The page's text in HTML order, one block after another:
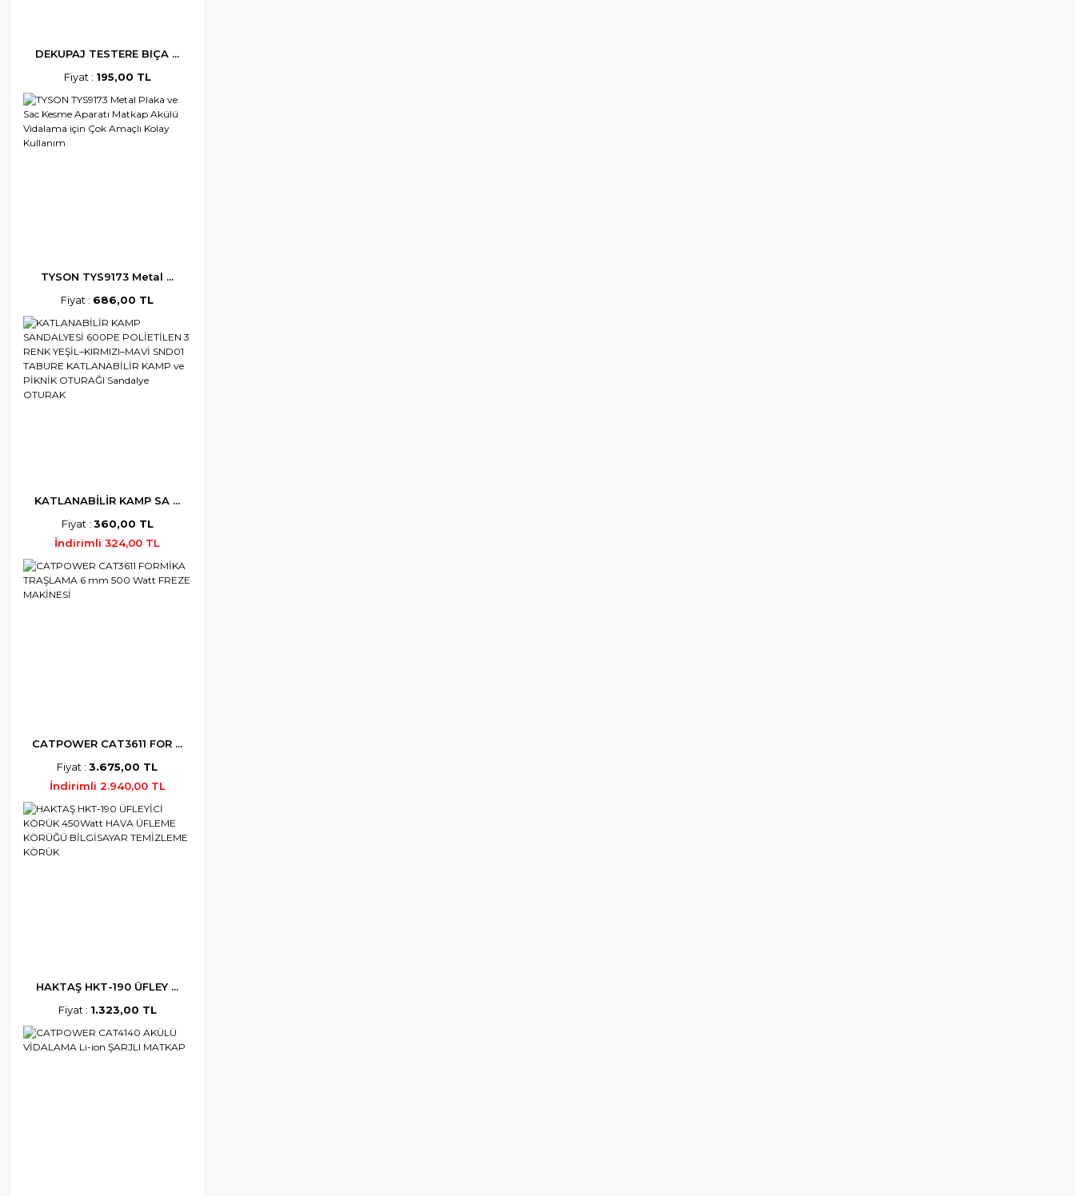
DEKUPAJ TESTERE BIÇA ...
Fiyat : 195,00 TL
TYSON TYS9173 Metal ...
Fiyat : 686,00 TL
KATLANABİLİR KAMP SA ...
Fiyat : 360,00 TL
İndirimli 324,00 TL
CATPOWER CAT3611 FOR ...
Fiyat :3.675,00 TL
İndirimli 2.940,00 TL
HAKTAŞ HKT-190 ÜFLEY ...
Fiyat : 1.323,00 TL